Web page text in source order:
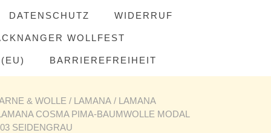
DATENSCHUTZ WIDERRUF
WOLLFEST
BARRIEREFREIHEIT
& WOLLE / LAMANA / LAMANA
COSMA PIMA-BAUMWOLLE MODAL
SEIDENGRAU